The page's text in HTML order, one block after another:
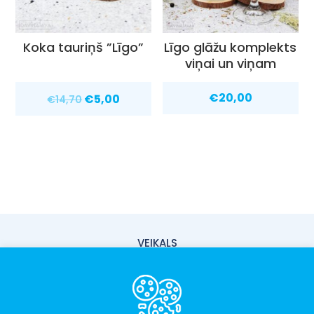
Koka tauriņš ”Līgo”
€14,70 Original
€5,00
Līgo glāžu komplekts
viņai un viņam
€20,00
VEIKALS
PAR MUMS